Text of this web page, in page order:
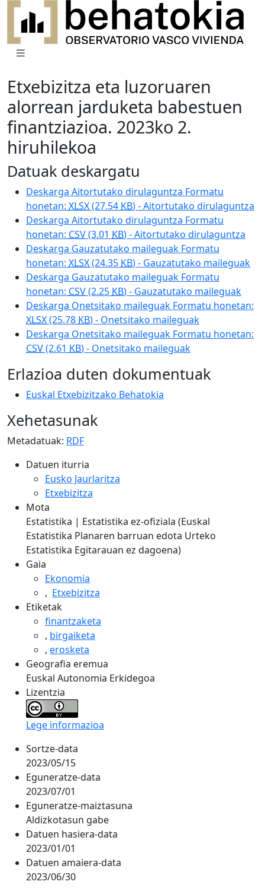
Etxebizitza eta luzoruaren
alorrean jarduketa babestuen
finantziazioa. 2023ko 2.
hiruhilekoa
Datuak deskargatu
Deskarga Aitortutako dirulaguntza Formatu
honetan: XLSX(27.54 KB) - Aitortutako dirulaguntza
Deskarga Aitortutako dirulaguntza Formatu
honetan: CSV(3.01 KB) - Aitortutako dirulaguntza
Deskarga Gauzatutako maileguak Formatu
honetan: XLSX(24.35 KB) - Gauzatutako maileguak
Deskarga Gauzatutako maileguak Formatu
honetan: CSV(2.25 KB) - Gauzatutako maileguak
Deskarga Onetsitako maileguak Formatu honetan:
XLSX(25.78 KB) - Onetsitako maileguak
Deskarga Onetsitako maileguak Formatu honetan:
CSV(2.61 KB) - Onetsitako maileguak
Erlazioa duten dokumentuak
Euskal Etxebizitzako Behatokia
Xehetasunak
Metadatuak: RDF
Datuen iturria
Eusko Jaurlaritza
Etxebizitza
Mota
Estatistika | Estatistika ez-ofiziala (Euskal
Estatistika Planaren barruan edota Urteko
Estatistika Egitarauan ez dagoena)
Gaia
Ekonomia
, Etxebizitza
Etiketak
finantzaketa
, birgaiketa
, erosketa
Geografia eremua
Euskal Autonomia Erkidegoa
Lizentzia
Lege informazioa
Sortze-data
2023/05/15
Eguneratze-data
2023/07/01
Eguneratze-maiztasuna
Aldizkotasun gabe
Datuen hasiera-data
2023/01/01
Datuen amaiera-data
2023/06/30